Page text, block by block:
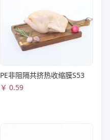
PE非阻隔共挤热收缩膜S53
￥ 0.59